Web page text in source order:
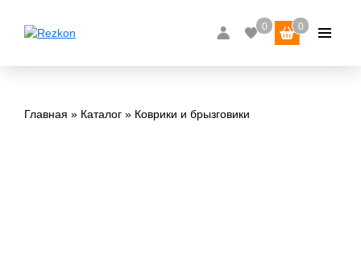
Главная Каталог Коврики и брызговики